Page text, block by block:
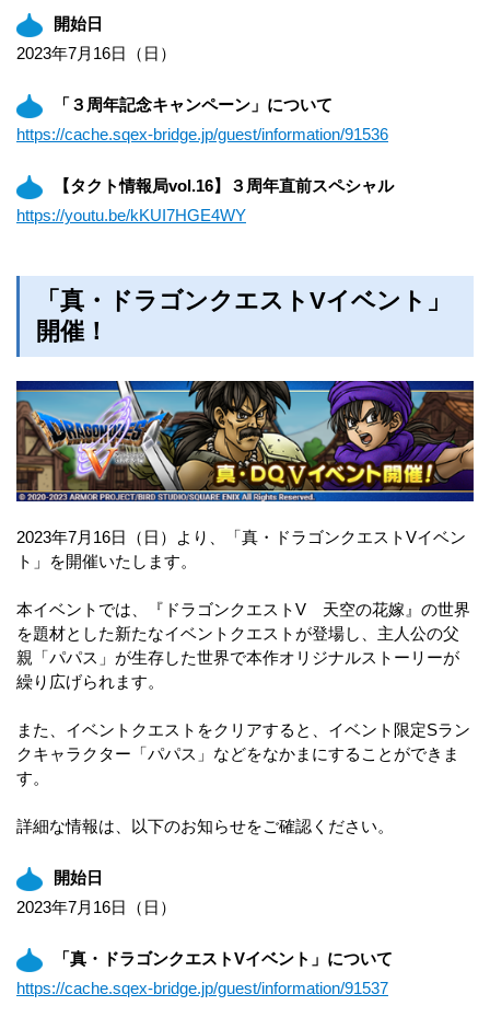
開始日
2023年7月16日（日）
「３周年記念キャンペーン」について
https://cache.sqex-bridge.jp/guest/information/91536
【タクト情報局vol.16】３周年直前スペシャル
https://youtu.be/kKUI7HGE4WY
「真・ドラゴンクエストVイベント」
開催！
2023年7月16日（日）より、「真・ドラゴンクエストVイベン
ト」を開催いたします。
本イベントでは、『ドラゴンクエストV 天空の花嫁』の世界
を題材とした新たなイベントクエストが登場し、主人公の父
親「パパス」が生存した世界で本作オリジナルストーリーが
繰り広げられます。
また、イベントクエストをクリアすると、イベント限定Sラン
クキャラクター「パパス」などをなかまにすることができま
す。
詳細な情報は、以下のお知らせをご確認ください。
開始日
2023年7月16日（日）
「真・ドラゴンクエストVイベント」について
https://cache.sqex-bridge.jp/guest/information/91537